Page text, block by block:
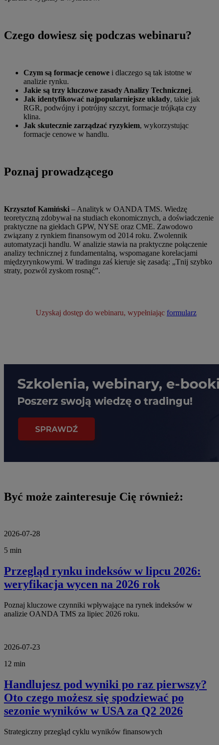
Czego dowiesz się podczas webinaru?
Czym są formacje cenowe i dlaczego są tak istotne w
analizie rynku.
Jakie są trzy kluczowe zasady Analizy Technicznej.
Jak identyfikować najpopularniejsze układy, takie jak
RGR, podwójny i potrójny szczyt, formacje trójkąta czy
klina.
Jak skutecznie zarządzać ryzykiem, wykorzystując
formacje cenowe w handlu.
Poznaj prowadzącego
Krzysztof Kamiński – Analityk w OANDA TMS. Wiedzę
teoretyczną zdobywał na studiach ekonomicznych, a doświadczenie
praktyczne na giełdach GPW, NYSE oraz CME. Zawodowo
związany z rynkiem finansowym od 2014 roku. Zwolennik
automatyzacji handlu. W analizie stawia na praktyczne połączenie
analizy technicznej z fundamentalną, wspomagane korelacjami
międzyrynkowymi. W tradingu zaś kieruje się zasadą: „Tnij szybko
straty, pozwól zyskom rosnąć”.
Uzyskaj dostęp do webinaru, wypełniając formularz
Być może zainteresuje Cię również:
2026-07-28
5 min
Przegląd rynku indeksów w lipcu 2026:
weryfikacja wycen na 2026 rok
Poznaj kluczowe czynniki wpływające na rynek indeksów w
analizie OANDA TMS za lipiec 2026 roku.
2026-07-23
12 min
Handlujesz pod wyniki po raz pierwszy?
Oto czego możesz się spodziewać po
sezonie wyników w USA za Q2 2026
Strategiczny przegląd cyklu wyników finansowych